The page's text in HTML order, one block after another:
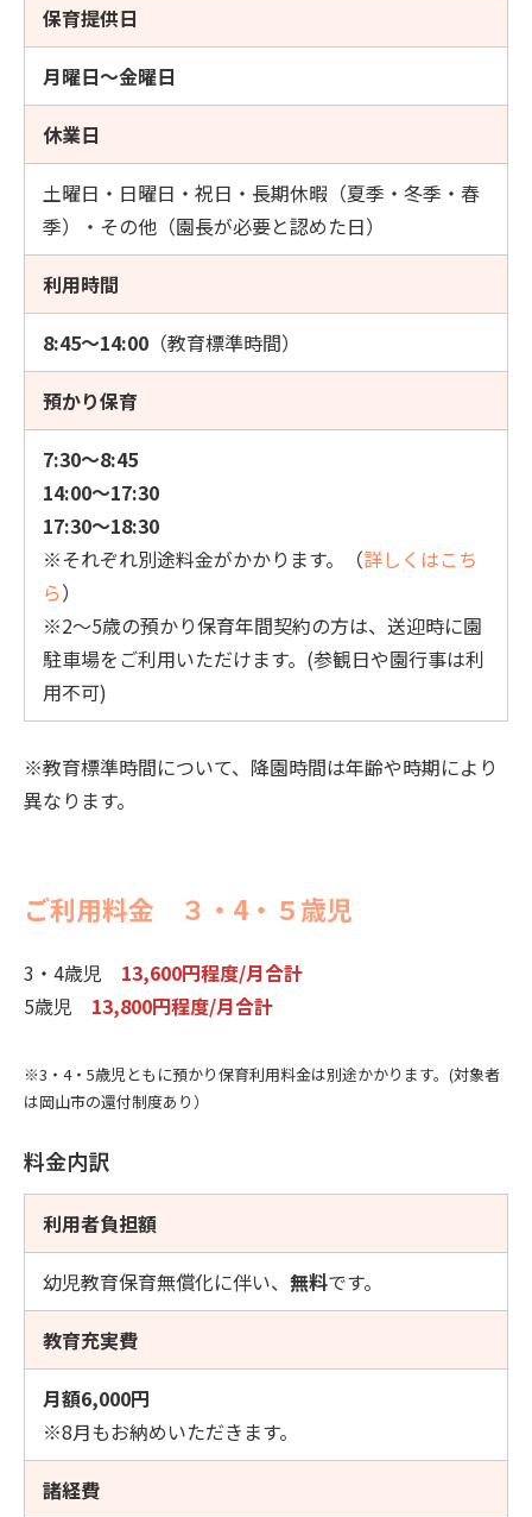
保育提供日
月曜日～金曜日
休業日
土曜日・日曜日・祝日・長期休暇（夏季・冬季・春
季）・その他（園長が必要と認めた日）
利用時間
8:45～14:00 （教育標準時間）
預かり保育
7:30～8:45
14:00～17:30
17:30～18:30
※それぞれ別途料金がかかります。（詳しくはこち
ら）
※2～5歳の預かり保育年間契約の方は、送迎時に園
駐車場をご利用いただけます。(参観日や園行事は利
用不可)
※教育標準時間について、降園時間は年齢や時期により
異なります。
ご利用料金 ３・4・５歳児
3・4歳児 13,600円程度/月合計
5歳児 13,800円程度/月合計
※3・4・5歳児ともに預かり保育利用料金は別途かかります。(対象者
は岡山市の還付制度あり）
料金内訳
利用者負担額
幼児教育保育無償化に伴い、 無料です。
教育充実費
月額6,000円
※8月もお納めいただきます。
諸経費